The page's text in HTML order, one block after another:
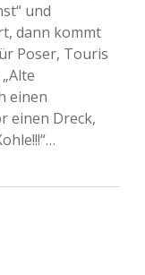
und
dann kommt
Poser, Touris
einen
einen Dreck,